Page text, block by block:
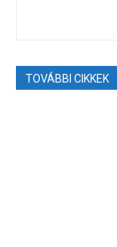
TOVÁBBI CIKKEK